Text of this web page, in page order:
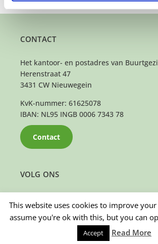
VOLG ONS
CONTACT
Het kantoor- en postadres van
Herenstraat 47
3431 CW Nieuwegein
KvK-nummer: 61625078
IBAN: NL95 INGB 0006 7343 78
Contact
This website uses cookies to improve
assume you're ok with this, but you can
Accept Read More